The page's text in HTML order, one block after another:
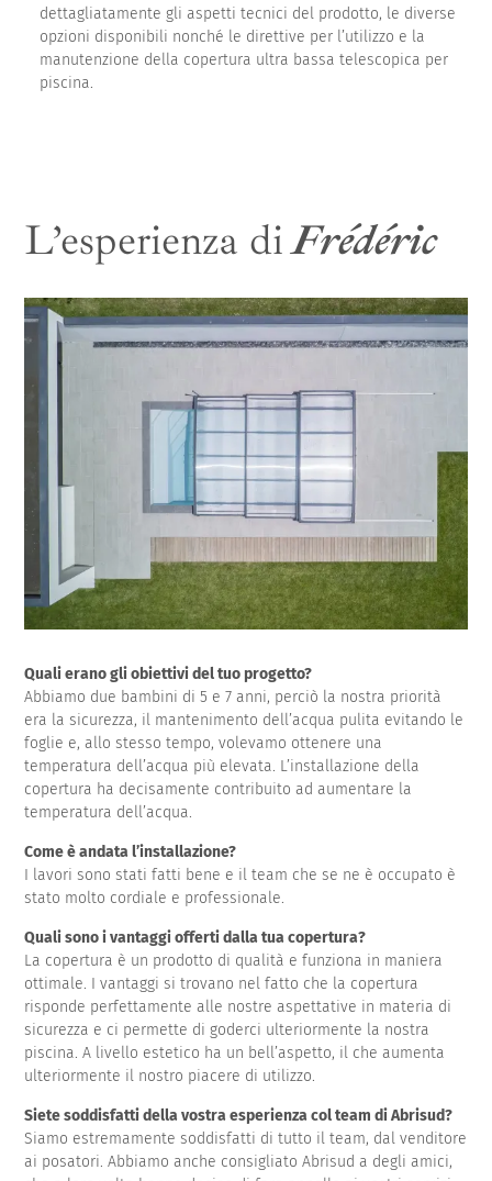
dettagliatamente gli aspetti tecnici del prodotto, le diverse
opzioni disponibili nonché le direttive per l’utilizzo e la
manutenzione della copertura ultra bassa telescopica per
piscina.
L’esperienza diFrédéric
Quali erano gli obiettivi del tuo progetto?
Abbiamo due bambini di 5 e 7 anni, perciò la nostra priorità
era la sicurezza, il mantenimento dell’acqua pulita evitando le
foglie e, allo stesso tempo, volevamo ottenere una
temperatura dell’acqua più elevata. L’installazione della
copertura ha decisamente contribuito ad aumentare la
temperatura dell’acqua.
Come è andata l’installazione?
I lavori sono stati fatti bene e il team che se ne è occupato è
stato molto cordiale e professionale.
Quali sono i vantaggi offerti dalla tua copertura?
La copertura è un prodotto di qualità e funziona in maniera
ottimale. I vantaggi si trovano nel fatto che la copertura
risponde perfettamente alle nostre aspettative in materia di
sicurezza e ci permette di goderci ulteriormente la nostra
piscina. A livello estetico ha un bell’aspetto, il che aumenta
ulteriormente il nostro piacere di utilizzo.
Siete soddisfatti della vostra esperienza col team di Abrisud?
Siamo estremamente soddisfatti di tutto il team, dal venditore
ai posatori. Abbiamo anche consigliato Abrisud a degli amici,